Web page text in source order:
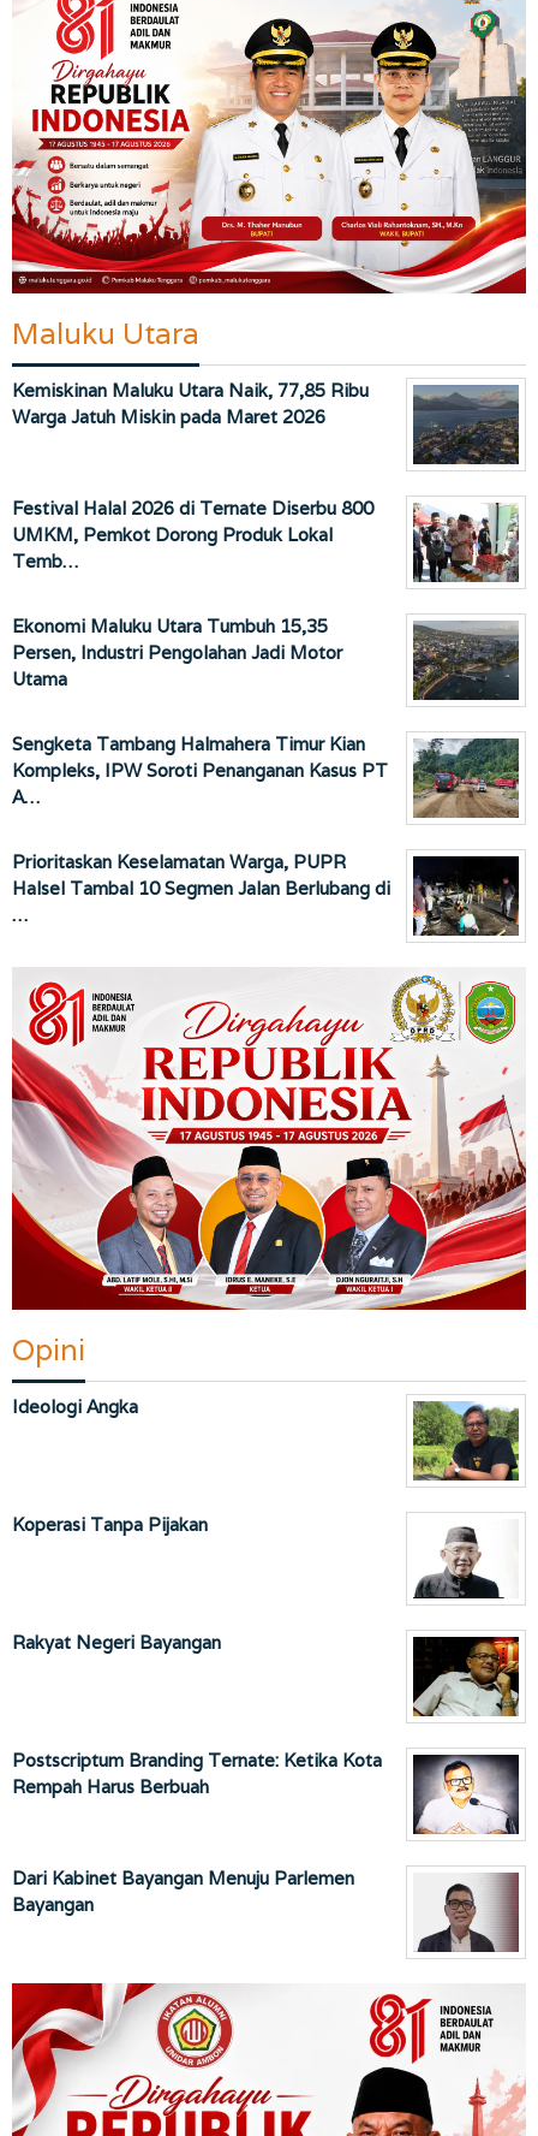
Maluku Utara
Kemiskinan Maluku Utara Naik, 77,85 Ribu
Warga Jatuh Miskin pada Maret 2026
Festival Halal 2026 di Ternate Diserbu 800
UMKM, Pemkot Dorong Produk Lokal
Temb…
Ekonomi Maluku Utara Tumbuh 15,35
Persen, Industri Pengolahan Jadi Motor
Utama
Sengketa Tambang Halmahera Timur Kian
Kompleks, IPW Soroti Penanganan Kasus PT
A…
Prioritaskan Keselamatan Warga, PUPR
Halsel Tambal 10 Segmen Jalan Berlubang di
…
Opini
Ideologi Angka
Koperasi Tanpa Pijakan
Rakyat Negeri Bayangan
Postscriptum Branding Ternate: Ketika Kota
Rempah Harus Berbuah
Dari Kabinet Bayangan Menuju Parlemen
Bayangan